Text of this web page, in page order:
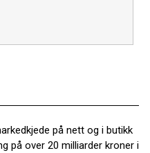
på nett og i butikk
på over 20 milliarder kroner i